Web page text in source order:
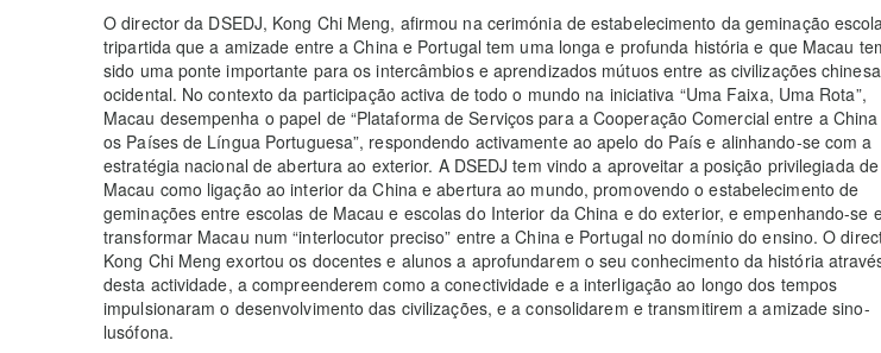
O director da DSEDJ, Kong Chi Meng, afirmou na cerimónia de estabelecimento da geminação
tripartida que a amizade entre a China e Portugal tem uma longa e profunda história e que Macau
sido uma ponte importante para os intercâmbios e aprendizados mútuos entre as civilizações
ocidental. No contexto da participação activa de todo o mundo na iniciativa “Uma Faixa, Uma Rota”,
Macau desempenha o papel de “Plataforma de Serviços para a Cooperação Comercial entre a
os Países de Língua Portuguesa”, respondendo activamente ao apelo do País e alinhando-se com a
estratégia nacional de abertura ao exterior. A DSEDJ tem vindo a aproveitar a posição privilegiada de
Macau como ligação ao interior da China e abertura ao mundo, promovendo o estabelecimento de
geminações entre escolas de Macau e escolas do Interior da China e do exterior, e empenhando-se
transformar Macau num “interlocutor preciso” entre a China e Portugal no domínio do ensino. O
Kong Chi Meng exortou os docentes e alunos a aprofundarem o seu conhecimento da história
desta actividade, a compreenderem como a conectividade e a interligação ao longo dos tempos
impulsionaram o desenvolvimento das civilizações, e a consolidarem e transmitirem a amizade sino-
lusófona.